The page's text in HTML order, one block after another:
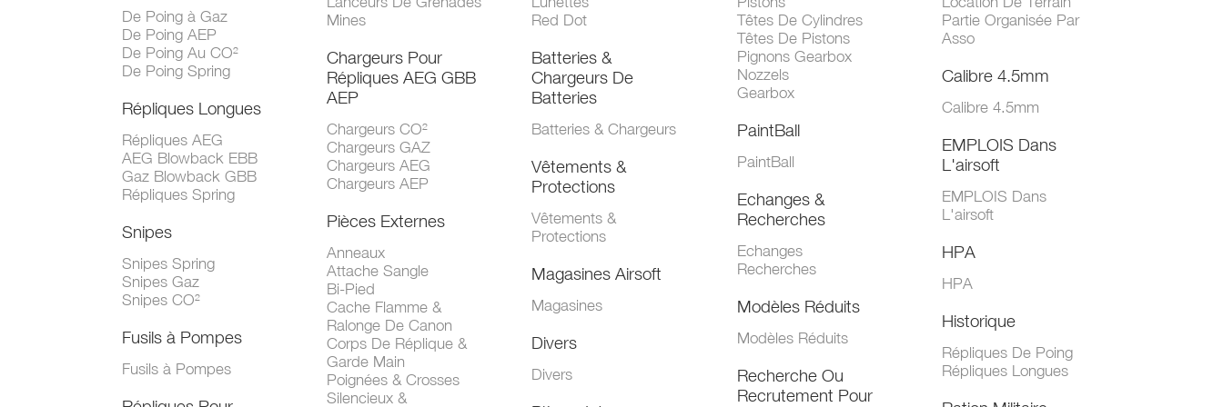
De Poing à Gaz
De Poing AEP
De Poing Au CO²
De Poing Spring
Répliques Longues
Répliques AEG
AEG Blowback EBB
Gaz Blowback GBB
Répliques Spring
Snipes
Snipes Spring
Snipes Gaz
Snipes CO²
Fusils à Pompes
Fusils à Pompes
Mines
Chargeurs Pour
Répliques AEG GBB
AEP
Chargeurs CO²
Chargeurs GAZ
Chargeurs AEG
Chargeurs AEP
Pièces Externes
Anneaux
Attache Sangle
Bi-Pied
Cache Flamme &
Ralonge De Canon
Corps De Réplique &
Garde Main
Poignées & Crosses
Silencieux &
Red Dot
Batteries &
Chargeurs De
Batteries
Batteries & Chargeurs
Vêtements &
Protections
Vêtements &
Protections
Magasines Airsoft
Magasines
Divers
Divers
Têtes De Cylindres
Têtes De Pistons
Pignons Gearbox
Nozzels
Gearbox
PaintBall
PaintBall
Echanges &
Recherches
Echanges
Recherches
Modèles Réduits
Modèles Réduits
Recherche Ou
Recrutement Pour
Partie Organisée Par
Asso
Calibre 4.5mm
Calibre 4.5mm
EMPLOIS Dans
L'airsoft
EMPLOIS Dans
L'airsoft
HPA
HPA
Historique
Répliques De Poing
Répliques Longues